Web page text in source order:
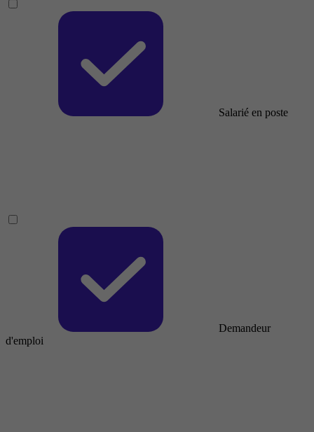
Salarié en poste
Demandeur
d'emploi